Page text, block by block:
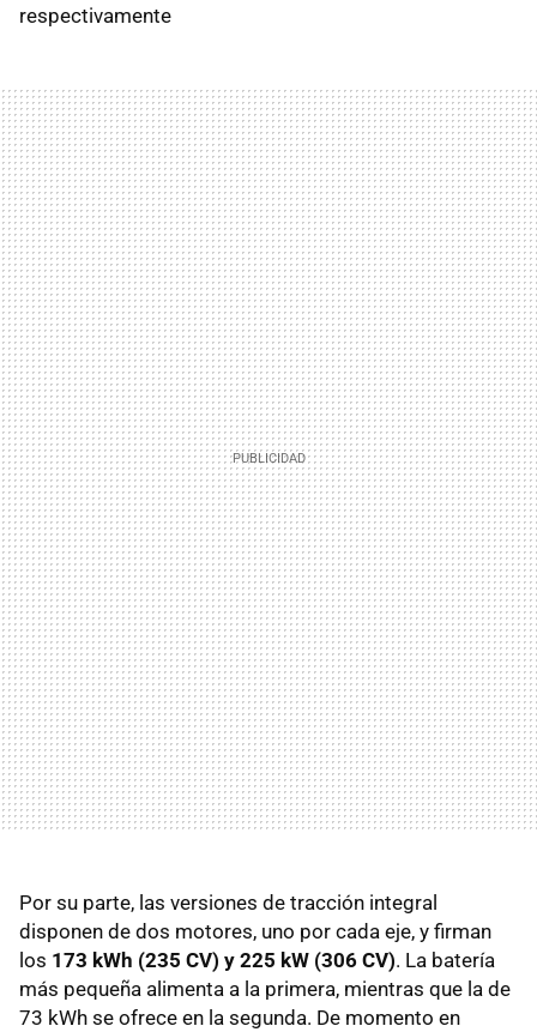
respectivamente
Por su parte, las versiones de tracción integral
disponen de dos motores, uno por cada eje, y firman
los 173 kWh (235 CV) y 225 kW (306 CV). La batería
más pequeña alimenta a la primera, mientras que la de
73 kWh se ofrece en la segunda. De momento en